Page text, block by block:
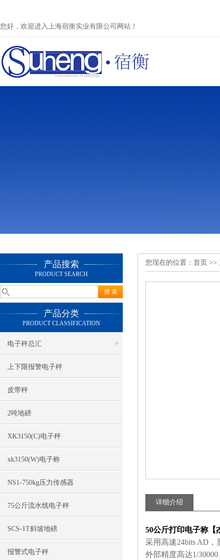
您好，欢迎进入上海宿衡实业有限公司网站！
产品搜索
PRODUCT SEARCH
产品分类
PRODUCT CLASSIFICATION
电子秤总汇
上下限报警电子秤
皮带秤
2吨地磅
XK3150(C)电子秤
xk3150(W)电子称
NS1-750kg压力传感器
75公斤流水线电子秤
SCS-1T斜坡地磅
报警式电子秤
您现在的位置： 首页 >>
详细介绍
50公斤打印电子称【
采用高速24bits AD
外部精度高达1/